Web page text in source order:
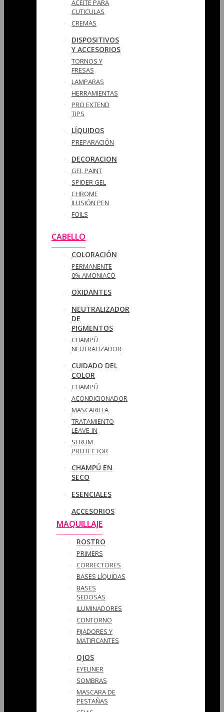
ACEITE PARA
CUTICULAS
CREMAS
DISPOSITIVOS
Y ACCESORIOS
TORNOS Y
FRESAS
LAMPARAS
HERRAMIENTAS
PRO EXTEND
TIPS
LÍQUIDOS
PREPARACIÓN
DECORACION
GEL PAINT
SPIDER GEL
CHROME
ILUSIÓN PEN
FOILS
CABELLO
COLORACIÓN
PERMANENTE
0% AMONIACO
OXIDANTES
NEUTRALIZADOR
DE
PIGMENTOS
CHAMPÚ
NEUTRALIZADOR
CUIDADO DEL
COLOR
CHAMPÚ
ACONDICIONADOR
MASCARILLA
TRATAMIENTO
LEAVE-IN
SERUM
PROTECTOR
CHAMPÚ EN
SECO
ESENCIALES
ACCESORIOS
MAQUILLAJE
ROSTRO
PRIMERS
CORRECTORES
BASES LÍQUIDAS
BASES
SEDOSAS
ILUMINADORES
CONTORNO
FIJADORES Y
MATIFICANTES
OJOS
EYELINER
SOMBRAS
MASCARA DE
PESTAÑAS